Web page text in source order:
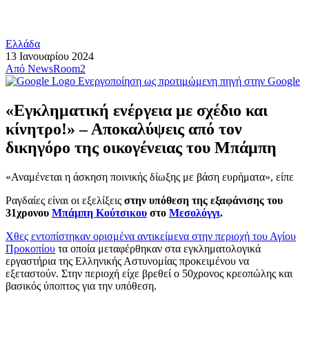
Ελλάδα
13 Ιανουαρίου 2024
Από NewsRoom2
Ενεργοποίηση ως προτιμώμενη πηγή στην Google
«Εγκληματική ενέργεια με σχέδιο και
κίνητρο!» – Αποκαλύψεις από τον
δικηγόρο της οικογένειας του Μπάμπη
«Αναμένεται η άσκηση ποινικής δίωξης με βάση ευρήματα», είπε
Ραγδαίες είναι οι εξελίξεις στην υπόθεση της εξαφάνισης του
31χρονου Μπάμπη Κούτσικου στο Μεσολόγγι.
Χθες εντοπίστηκαν ορισμένα αντικείμενα στην περιοχή του Αγίου
Προκοπίου τα οποία μεταφέρθηκαν στα εγκληματολογικά
εργαστήρια της Ελληνικής Αστυνομίας προκειμένου να
εξεταστούν. Στην περιοχή είχε βρεθεί ο 50χρονος κρεοπώλης και
βασικός ύποπτος για την υπόθεση.